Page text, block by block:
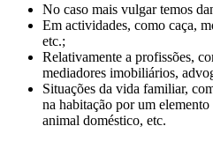
No caso mais vulgar temos
Em actividades, como caça,
etc.;
Relativamente a profissões,
mediadores imobiliários,
Situações da vida familiar,
na habitação por um
animal doméstico, etc.